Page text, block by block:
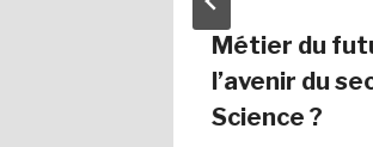
Métier du
l’avenir du
Science ?